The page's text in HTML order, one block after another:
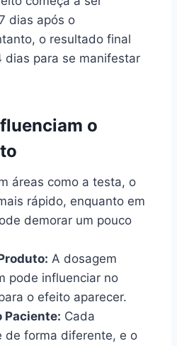
dias após o
o resultado final
dias para se manifestar
o
áreas como a testa, o
rápido, enquanto em
demorar um pouco
A dosagem
pode influenciar no
o efeito aparecer.
Paciente: Cada
de forma diferente, e o